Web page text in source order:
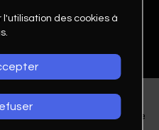
l'utilisation des cookies à